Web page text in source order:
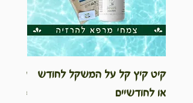
קיט קיץ קל על המשקל לחודש
או לחודשיים
ערכת